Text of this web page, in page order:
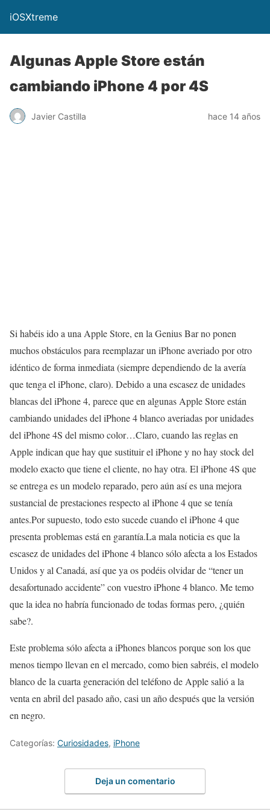
iOSXtreme
Algunas Apple Store están
cambiando iPhone 4 por 4S
Javier Castilla hace 14 años
Si habéis ido a una Apple Store, en la Genius Bar no ponen
muchos obstáculos para reemplazar un iPhone averiado por otro
idéntico de forma inmediata (siempre dependiendo de la avería
que tenga el iPhone, claro). Debido a una escasez de unidades
blancas del iPhone 4, parece que en algunas Apple Store están
cambiando unidades del iPhone 4 blanco averiadas por unidades
del iPhone 4S del mismo color…Claro, cuando las reglas en
Apple indican que hay que sustituir el iPhone y no hay stock del
modelo exacto que tiene el cliente, no hay otra. El iPhone 4S que
se entrega es un modelo reparado, pero aún así es una mejora
sustancial de prestaciones respecto al iPhone 4 que se tenía
antes.Por supuesto, todo esto sucede cuando el iPhone 4 que
presenta problemas está en garantía.La mala noticia es que la
escasez de unidades del iPhone 4 blanco sólo afecta a los Estados
Unidos y al Canadá, así que ya os podéis olvidar de “tener un
desafortunado accidente” con vuestro iPhone 4 blanco. Me temo
que la idea no habría funcionado de todas formas pero, ¿quién
sabe?.
Este problema sólo afecta a iPhones blancos porque son los que
menos tiempo llevan en el mercado, como bien sabréis, el modelo
blanco de la cuarta generación del teléfono de Apple salió a la
venta en abril del pasado año, casi un año después que la versión
en negro.
Categorías: Curiosidades, iPhone
Deja un comentario